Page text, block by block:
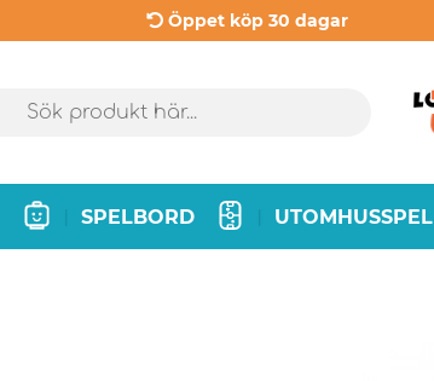
Öppet köp 30 dagar
SPELBORD UTOMHUSSPEL